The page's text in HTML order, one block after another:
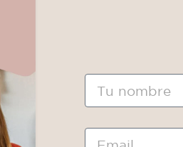
Nombre
Email